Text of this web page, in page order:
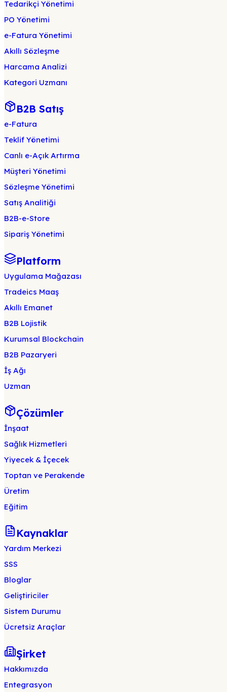
Tedarikçi Yönetimi
PO Yönetimi
e-Fatura Yönetimi
Akıllı Sözleşme
Harcama Analizi
Kategori Uzmanı
B2B Satış
e-Fatura
Teklif Yönetimi
Canlı e-Açık Artırma
Müşteri Yönetimi
Sözleşme Yönetimi
Satış Analitiği
B2B-e-Store
Sipariş Yönetimi
Platform
Uygulama Mağazası
Tradeics Maaş
Akıllı Emanet
B2B Lojistik
Kurumsal Blockchain
B2B Pazaryeri
İş Ağı
Uzman
Çözümler
İnşaat
Sağlık Hizmetleri
Yiyecek & İçecek
Toptan ve Perakende
Üretim
Eğitim
Kaynaklar
Yardım Merkezi
SSS
Bloglar
Geliştiriciler
Sistem Durumu
Ücretsiz Araçlar
Şirket
Hakkımızda
Entegrasyon